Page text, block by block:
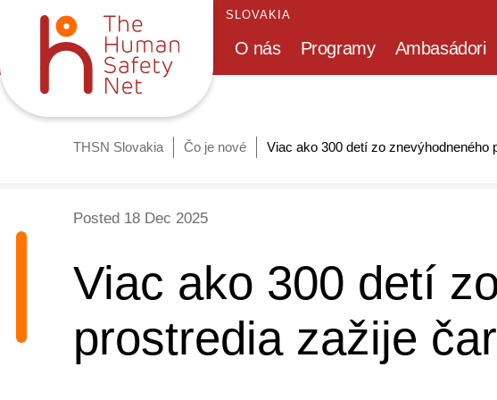
SLOVAKIA
O nás Programy Ambasádori
THSN Slovakia Čo je nové Viac ako 300 detí zo znevýhodneného
Posted 18 Dec 2025
Viac ako 300 detí
prostredia zažije